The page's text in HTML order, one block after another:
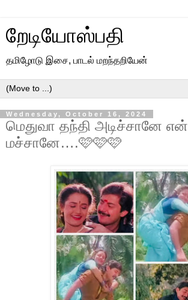
றேடியோஸ்பதி
தமிழோடு இசை, பாடல் மறந்தறியேன்
Wednesday, October 16, 2024
மெதுவா தந்தி அடிச்சானே என்
மச்சானே….🩷🩷🩷